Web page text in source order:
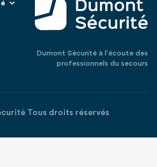
Dumont Sécurité à l'écoute des
professionnels du secours
Tous droits réservés